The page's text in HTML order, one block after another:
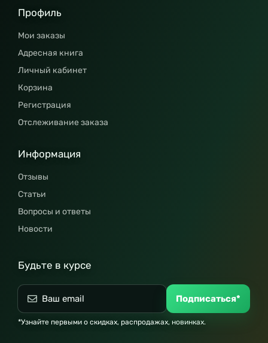
Профиль
Мои заказы
Адресная книга
Личный кабинет
Корзина
Регистрация
Отслеживание заказа
Информация
Отзывы
Статьи
Вопросы и ответы
Новости
Будьте в курсе
Подписаться*
*Узнайте первыми о скидках, распродажах, новинках.